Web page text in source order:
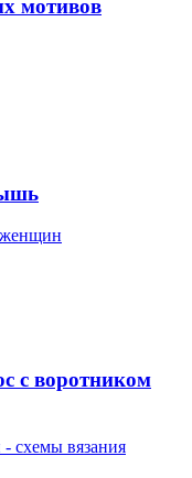
мотивов
женщин
с воротником
схемы вязания